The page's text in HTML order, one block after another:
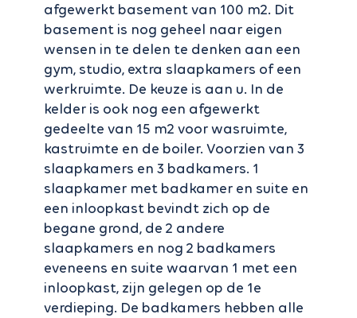
afgewerkt basement van 100 m2. Dit
basement is nog geheel naar eigen
wensen in te delen te denken aan een
gym, studio, extra slaapkamers of een
werkruimte. De keuze is aan u. In de
kelder is ook nog een afgewerkt
gedeelte van 15 m2 voor wasruimte,
kastruimte en de boiler. Voorzien van 3
slaapkamers en 3 badkamers. 1
slaapkamer met badkamer en suite en
een inloopkast bevindt zich op de
begane grond, de 2 andere
slaapkamers en nog 2 badkamers
eveneens en suite waarvan 1 met een
inloopkast, zijn gelegen op de 1e
verdieping. De badkamers hebben alle